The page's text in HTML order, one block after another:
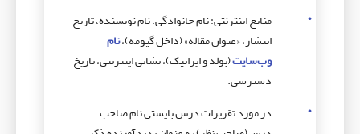
منابع اینترنتی: نام خانوادگی، نام نویسنده، تاریخ
انتشار، «عنوان مقاله» (داخل گیومه)،نام
وب‌سایت(بولد و ایرانیک)، نشانی اینترنتی، تاریخ
دسترسی.
در مورد تقریرات درس بایستی نام صاحب